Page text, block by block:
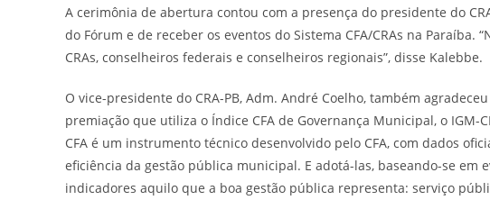
A cerimônia de abertura contou com a presença do presidente do
do Fórum e de receber os eventos do Sistema CFA/CRAs na
CRAs, conselheiros federais e conselheiros regionais”, disse Kalebbe.
O vice-presidente do CRA-PB, Adm. André Coelho, também
premiação que utiliza o Índice CFA de Governança Municipal, o IGM-
CFA é um instrumento técnico desenvolvido pelo CFA, com dados
eficiência da gestão pública municipal. E adotá-las, baseando-se em
indicadores aquilo que a boa gestão pública representa: serviço